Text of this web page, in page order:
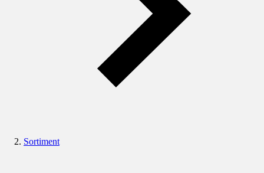
Sortiment